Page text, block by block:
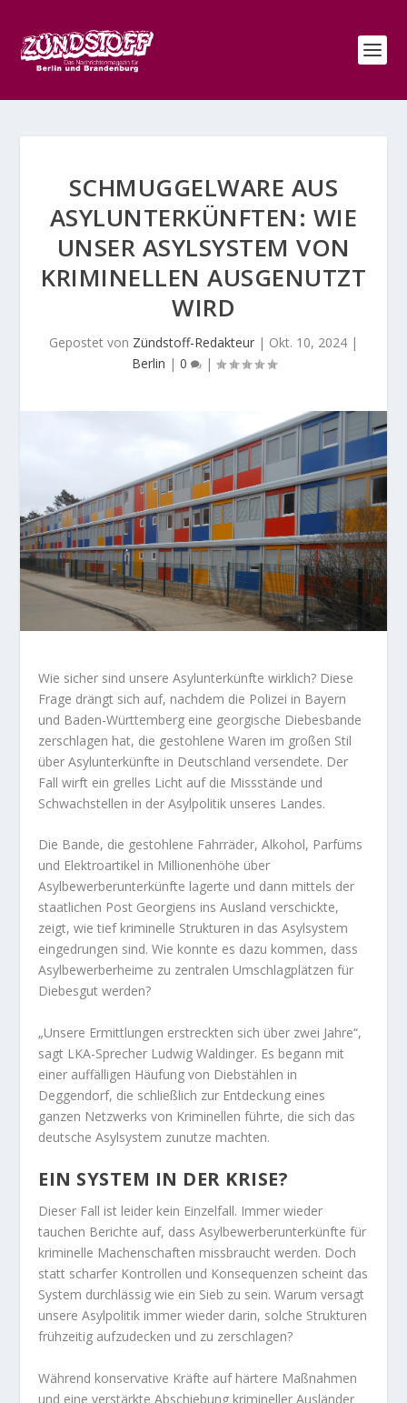
SCHMUGGELWARE AUS
ASYLUNTERKÜNFTEN: WIE
UNSER ASYLSYSTEM VON
KRIMINELLEN AUSGENUTZT
WIRD
Gepostet von Zündstoff-Redakteur | Okt. 10, 2024 |
Berlin | 0 |
Wie sicher sind unsere Asylunterkünfte wirklich? Diese
Frage drängt sich auf, nachdem die Polizei in Bayern
und Baden-Württemberg eine georgische Diebesbande
zerschlagen hat, die gestohlene Waren im großen Stil
über Asylunterkünfte in Deutschland versendete. Der
Fall wirft ein grelles Licht auf die Missstände und
Schwachstellen in der Asylpolitik unseres Landes.
Die Bande, die gestohlene Fahrräder, Alkohol, Parfüms
und Elektroartikel in Millionenhöhe über
Asylbewerberunterkünfte lagerte und dann mittels der
staatlichen Post Georgiens ins Ausland verschickte,
zeigt, wie tief kriminelle Strukturen in das Asylsystem
eingedrungen sind. Wie konnte es dazu kommen, dass
Asylbewerberheime zu zentralen Umschlagplätzen für
Diebesgut werden?
„Unsere Ermittlungen erstreckten sich über zwei Jahre“,
sagt LKA-Sprecher Ludwig Waldinger. Es begann mit
einer auffälligen Häufung von Diebstählen in
Deggendorf, die schließlich zur Entdeckung eines
ganzen Netzwerks von Kriminellen führte, die sich das
deutsche Asylsystem zunutze machten.
EIN SYSTEM IN DER KRISE?
Dieser Fall ist leider kein Einzelfall. Immer wieder
tauchen Berichte auf, dass Asylbewerberunterkünfte für
kriminelle Machenschaften missbraucht werden. Doch
statt scharfer Kontrollen und Konsequenzen scheint das
System durchlässig wie ein Sieb zu sein. Warum versagt
unsere Asylpolitik immer wieder darin, solche Strukturen
frühzeitig aufzudecken und zu zerschlagen?
Während konservative Kräfte auf härtere Maßnahmen
und eine verstärkte Abschiebung krimineller Ausländer